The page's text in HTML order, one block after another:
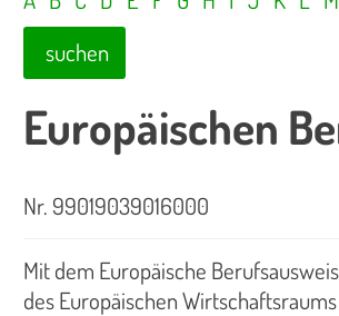
suchen
Europäischen
Nr. 99019039016000
Mit dem Europäische
des Europäischen